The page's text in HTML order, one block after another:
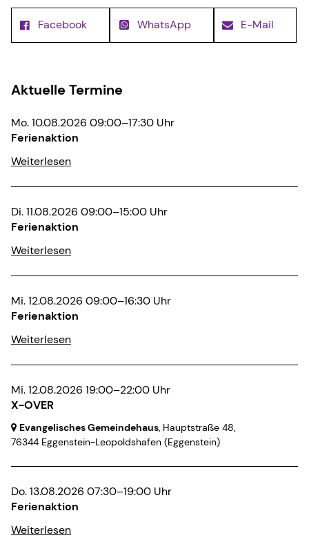
Facebook WhatsApp E-Mail
Aktuelle Termine
Mo. 10.08.2026 09:00–17:30 Uhr
Ferienaktion
Weiterlesen
Di. 11.08.2026 09:00–15:00 Uhr
Ferienaktion
Weiterlesen
Mi. 12.08.2026 09:00–16:30 Uhr
Ferienaktion
Weiterlesen
Mi. 12.08.2026 19:00–22:00 Uhr
X-OVER
Evangelisches Gemeindehaus, Hauptstraße 48,
76344 Eggenstein-Leopoldshafen (Eggenstein)
Do. 13.08.2026 07:30–19:00 Uhr
Ferienaktion
Weiterlesen